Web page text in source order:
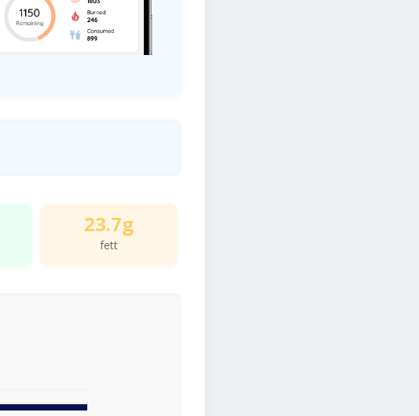
23.7g
fett